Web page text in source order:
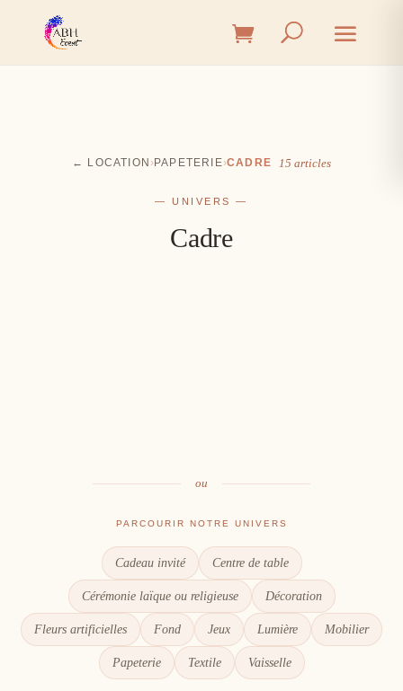
← LOCATION ›PAPETERIE›CADRE 15 articles
— UNIVERS —
Cadre
ou
PARCOURIR NOTRE UNIVERS
Cadeau invité Centre de table
Cérémonie laïque ou religieuse Décoration
Fleurs artificielles Fond Jeux Lumière Mobilier
Papeterie Textile Vaisselle